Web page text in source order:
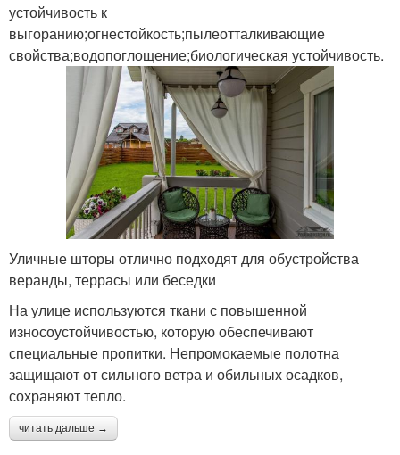
устойчивость к
выгоранию;огнестойкость;пылеотталкивающие
свойства;водопоглощение;биологическая устойчивость.
Уличные шторы отлично подходят для обустройства
веранды, террасы или беседки
На улице используются ткани с повышенной
износоустойчивостью, которую обеспечивают
специальные пропитки. Непромокаемые полотна
защищают от сильного ветра и обильных осадков,
сохраняют тепло.
читать дальше →